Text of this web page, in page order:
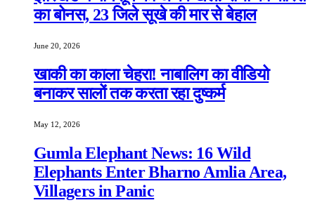
का बोनस, 23 जिले सूखे की मार से बेहाल
June 20, 2026
खाकी का काला चेहरा! नाबालिग का वीडियो
बनाकर सालों तक करता रहा दुष्कर्म
May 12, 2026
Gumla Elephant News: 16 Wild
Elephants Enter Bharno Amlia Area,
Villagers in Panic